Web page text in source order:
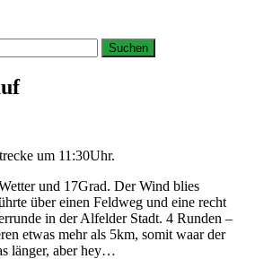
um 11:30Uhr.
und 17Grad. Der Wind blies
über einen Feldweg und eine recht
in der Alfelder Stadt. 4 Runden –
etwas mehr als 5km, somit waar der
länger, aber hey…